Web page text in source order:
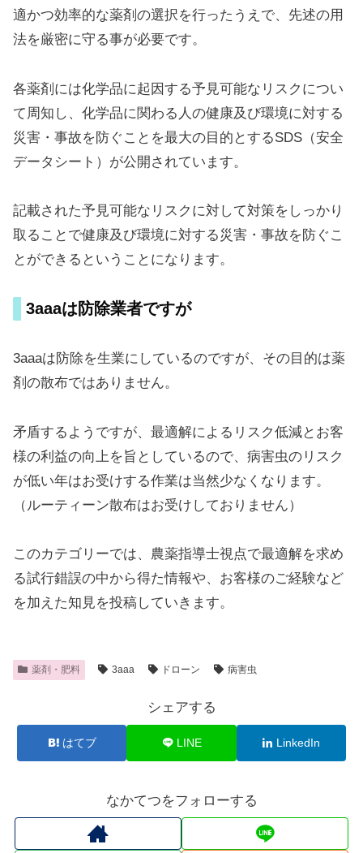
適かつ効率的な薬剤の選択を行ったうえで、先述の用
法を厳密に守る事が必要です。
各薬剤には化学品に起因する予見可能なリスクについ
て周知し、化学品に関わる人の健康及び環境に対する
災害・事故を防ぐことを最大の目的とするSDS（安全
データシート）が公開されています。
記載された予見可能なリスクに対して対策をしっかり
取ることで健康及び環境に対する災害・事故を防ぐこ
とができるということになります。
3aaaは防除業者ですが
3aaaは防除を生業にしているのですが、その目的は薬
剤の散布ではありません。
矛盾するようですが、最適解によるリスク低減とお客
様の利益の向上を旨としているので、病害虫のリスク
が低い年はお受けする作業は当然少なくなります。
（ルーティーン散布はお受けしておりません）
このカテゴリーでは、農薬指導士視点で最適解を求め
る試行錯誤の中から得た情報や、お客様のご経験など
を加えた知見を投稿していきます。
薬剤・肥料 3aaa ドローン 病害虫
シェアする
はてブ LINE LinkedIn
なかてつをフォローする